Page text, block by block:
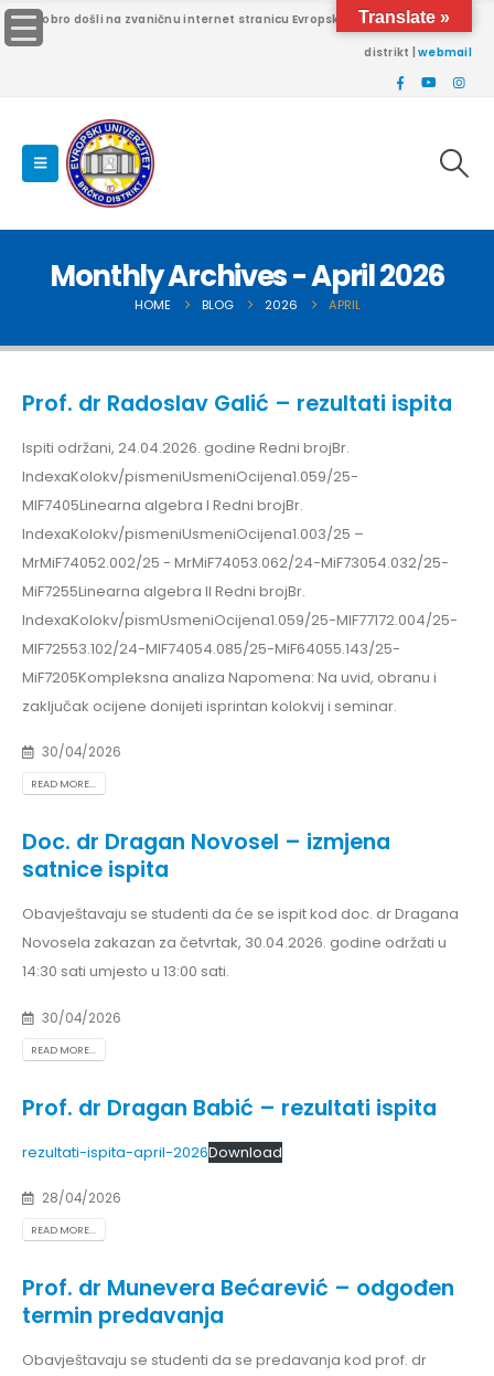
Dobro došli na zvaničnu internet stranicu Evropskog univerziteta Brčko
distrikt |webmail
Monthly Archives - April 2026
HOME BLOG 2026 APRIL
Prof. dr Radoslav Galić – rezultati ispita
Ispiti održani, 24.04.2026. godine Redni brojBr.
IndexaKolokv/pismeniUsmeniOcijena1.059/25-
MIF7405Linearna algebra I Redni brojBr.
IndexaKolokv/pismeniUsmeniOcijena1.003/25 –
MrMiF74052.002/25 - MrMiF74053.062/24-MiF73054.032/25-
MiF7255Linearna algebra II Redni brojBr.
IndexaKolokv/pismUsmeniOcijena1.059/25-MIF77172.004/25-
MIF72553.102/24-MIF74054.085/25-MiF64055.143/25-
MiF7205Kompleksna analiza Napomena: Na uvid, obranu i
zaključak ocijene donijeti isprintan kolokvij i seminar.
30/04/2026
READ MORE...
Doc. dr Dragan Novosel – izmjena
satnice ispita
Obavještavaju se studenti da će se ispit kod doc. dr Dragana
Novosela zakazan za četvrtak, 30.04.2026. godine održati u
14:30 sati umjesto u 13:00 sati.
30/04/2026
READ MORE...
Prof. dr Dragan Babić – rezultati ispita
rezultati-ispita-april-2026Download
28/04/2026
READ MORE...
Prof. dr Munevera Bećarević – odgođen
termin predavanja
Obavještavaju se studenti da se predavanja kod prof. dr
Translate »